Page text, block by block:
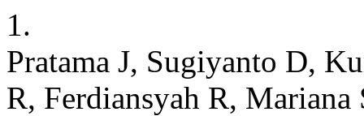
1.
Pratama J, Sugiyanto D,
R, Ferdiansyah R,